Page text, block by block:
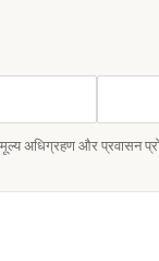
अधिग्रहण और प्रवासन